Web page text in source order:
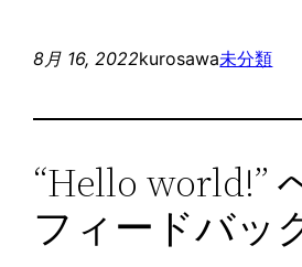
8月 16, 2022kurosawa未分類
“Hello world!”
フィードバッ